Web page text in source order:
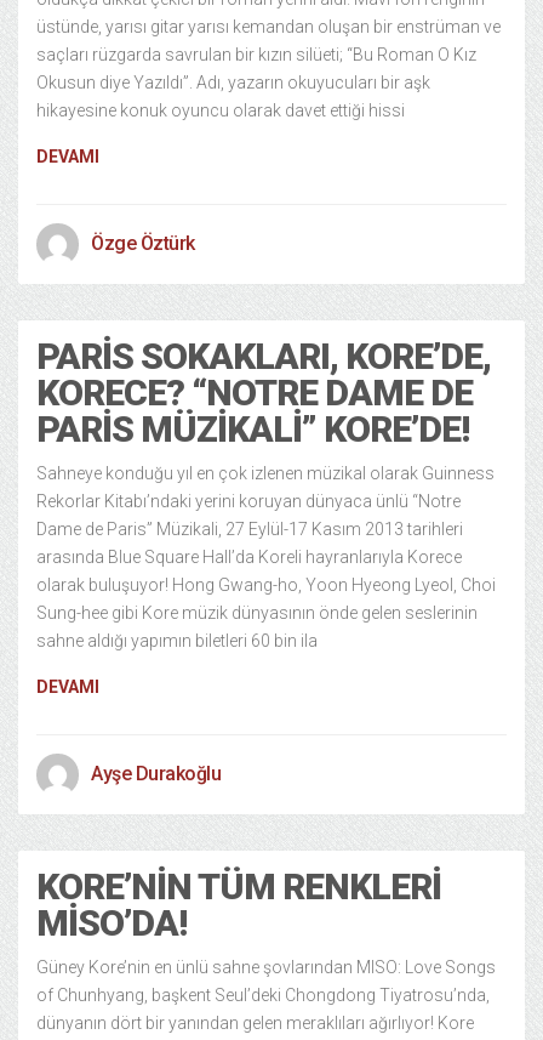
üstünde, yarısı gitar yarısı kemandan oluşan bir enstrüman ve
saçları rüzgarda savrulan bir kızın silüeti; “Bu Roman O Kız
Okusun diye Yazıldı”. Adı, yazarın okuyucuları bir aşk
hikayesine konuk oyuncu olarak davet ettiği hissi
DEVAMI
Özge Öztürk
PARIS SOKAKLARI, KORE’DE,
KORECE? “NOTRE DAME DE
PARIS MÜZIKALI” KORE’DE!
Sahneye konduğu yıl en çok izlenen müzikal olarak Guinness
Rekorlar Kitabı’ndaki yerini koruyan dünyaca ünlü “Notre
Dame de Paris” Müzikali, 27 Eylül-17 Kasım 2013 tarihleri
arasında Blue Square Hall’da Koreli hayranlarıyla Korece
olarak buluşuyor! Hong Gwang-ho, Yoon Hyeong Lyeol, Choi
Sung-hee gibi Kore müzik dünyasının önde gelen seslerinin
sahne aldığı yapımın biletleri 60 bin ila
DEVAMI
Ayşe Durakoğlu
KORE’NIN TÜM RENKLERI
MISO’DA!
Güney Kore’nin en ünlü sahne şovlarından MISO: Love Songs
of Chunhyang, başkent Seul’deki Chongdong Tiyatrosu’nda,
dünyanın dört bir yanından gelen meraklıları ağırlıyor! Kore